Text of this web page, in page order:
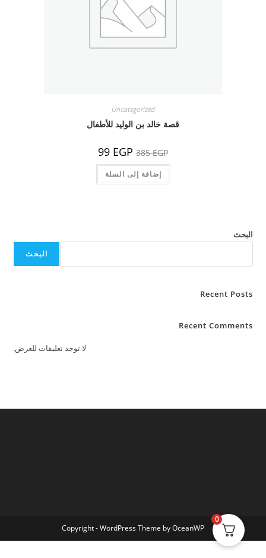
Uncategorized
قصة خالد بن الوليد للأطفال
385EGP السعر
الأصلي
هو:
385 EGP.
99 EGP
هو:
إضافة إلى السلة
البحث
البحث
Recent Posts
Recent Comments
لا توجد تعليقات للعرض.
Copyright - WordPress Theme by OceanWP
0